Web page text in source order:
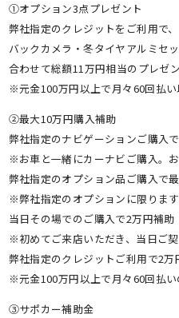
①オプション3点プレゼント
弊社指定のクレジットをご利用で、
バックカメラ・冬タイヤアルミセ
合わせて総額11万円相当のプレゼ
※元金100万円以上で月々60回払
②最大10万円購入補助
弊社指定のナビゲーションご購入
※お車と一緒にカーナビご購入。
弊社指定のオプション品ご購入で
※弊社指定のオプションに限ります
当日その場でのご購入で2万円補助
※初めてご来店いただき、当日ご
弊社指定のクレジットご利用で2万
※元金100万円以上で月々60回払
③サポカー補助金